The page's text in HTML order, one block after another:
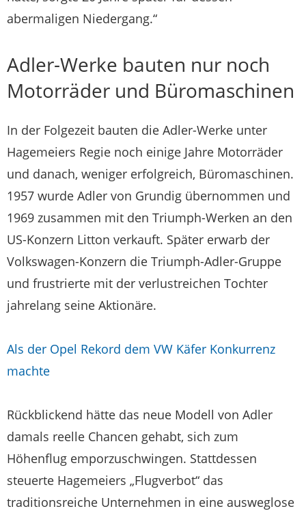
abermaligen Niedergang.“
Adler-Werke bauten nur noch
Motorräder und Büromaschinen
In der Folgezeit bauten die Adler-Werke unter
Hagemeiers Regie noch einige Jahre Motorräder
und danach, weniger erfolgreich, Büromaschinen.
1957 wurde Adler von Grundig übernommen und
1969 zusammen mit den Triumph-Werken an den
US-Konzern Litton verkauft. Später erwarb der
Volkswagen-Konzern die Triumph-Adler-Gruppe
und frustrierte mit der verlustreichen Tochter
jahrelang seine Aktionäre.
Als der Opel Rekord dem VW Käfer Konkurrenz
machte
Rückblickend hätte das neue Modell von Adler
damals reelle Chancen gehabt, sich zum
Höhenflug emporzuschwingen. Stattdessen
steuerte Hagemeiers „Flugverbot“ das
traditionsreiche Unternehmen in eine ausweglose